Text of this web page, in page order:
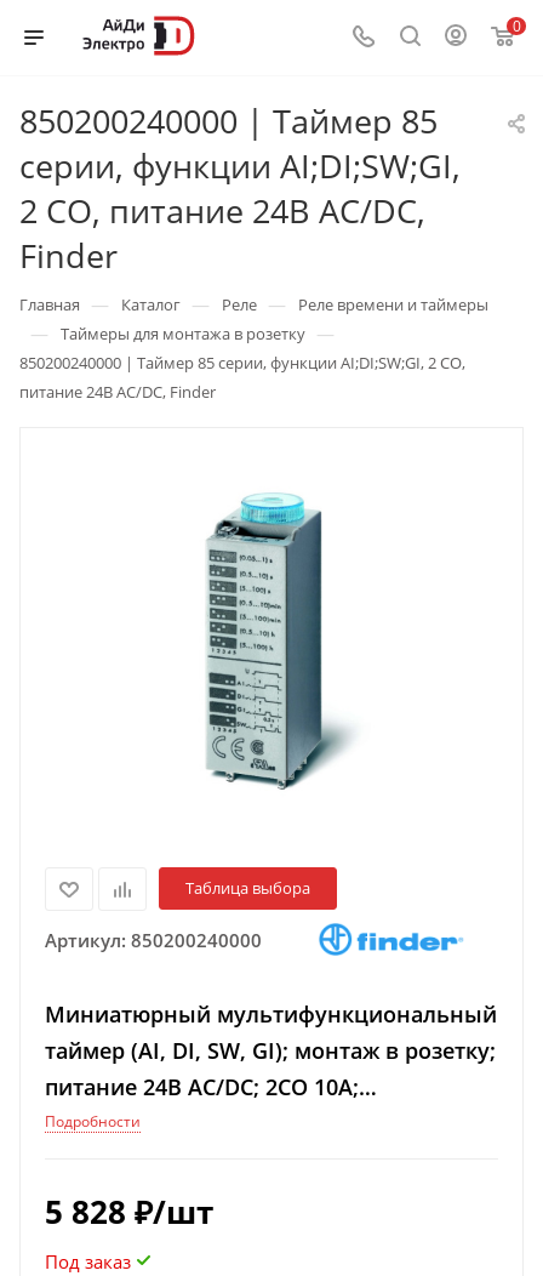
0
850200240000 | Таймер 85
серии, функции AI;DI;SW;GI,
2 СО, питание 24В АC/DC,
Finder
Главная — Каталог — Реле — Реле времени и таймеры
— Таймеры для монтажа в розетку —
850200240000 | Таймер 85 серии, функции AI;DI;SW;GI, 2 СО,
питание 24В АC/DC, Finder
Таблица выбора
Артикул: 850200240000
Миниатюрный мультифункциональный
таймер (AI, DI, SW, GI); монтаж в розетку;
питание 24В АС/DC; 2CO 10A;
регулировка времени 0.05с…100ч;
Подробности
5 828 ₽/шт
Под заказ